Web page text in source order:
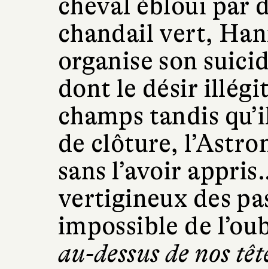
cheval ébloui par
chandail vert,
organise son
dont le désir
champs tandis
de clôture,
sans l’avoir
vertigineux des
impossible de
au-dessus de nos